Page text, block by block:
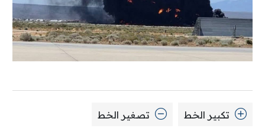
تكبير الخط تصغير الخط